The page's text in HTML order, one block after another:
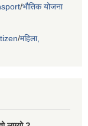
/भौतिक योजना
/महिला,